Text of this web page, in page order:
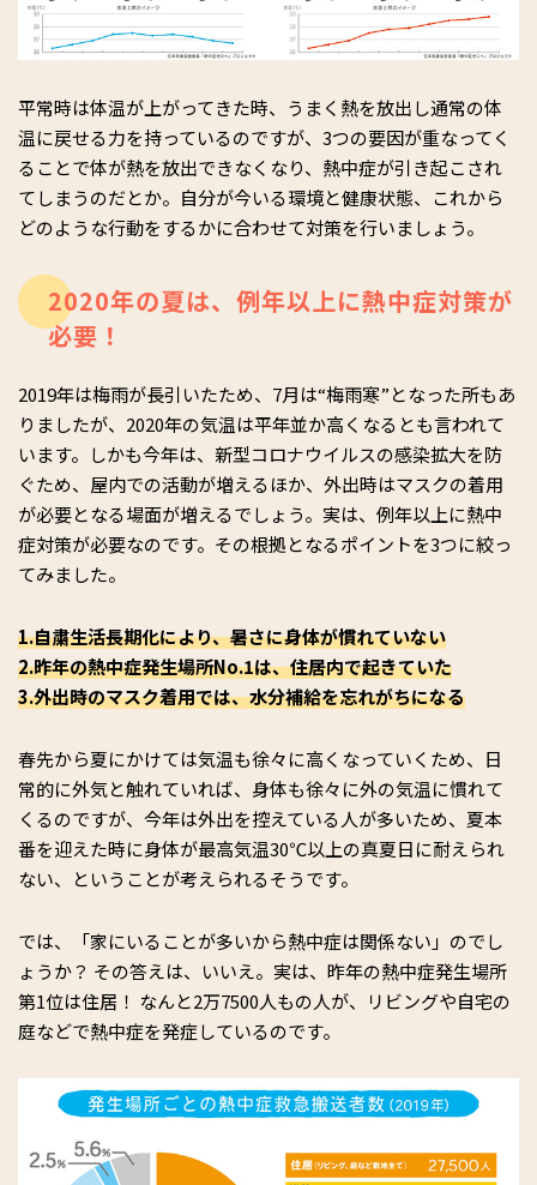
平常時は体温が上がってきた時、うまく熱を放出し通常の体
温に戻せる力を持っているのですが、3つの要因が重なってく
ることで体が熱を放出できなくなり、熱中症が引き起こされ
てしまうのだとか。自分が今いる環境と健康状態、これから
どのような行動をするかに合わせて対策を行いましょう。
2020年の夏は、例年以上に熱中症対策が
必要！
2019年は梅雨が長引いたため、7月は“梅雨寒”となった所もあ
りましたが、2020年の気温は平年並か高くなるとも言われて
います。しかも今年は、新型コロナウイルスの感染拡大を防
ぐため、屋内での活動が増えるほか、外出時はマスクの着用
が必要となる場面が増えるでしょう。実は、例年以上に熱中
症対策が必要なのです。その根拠となるポイントを3つに絞っ
てみました。
1.自粛生活長期化により、暑さに身体が慣れていない
2.昨年の熱中症発生場所No.1は、住居内で起きていた
3.外出時のマスク着用では、水分補給を忘れがちになる
春先から夏にかけては気温も徐々に高くなっていくため、日
常的に外気と触れていれば、身体も徐々に外の気温に慣れて
くるのですが、今年は外出を控えている人が多いため、夏本
番を迎えた時に身体が最高気温30℃以上の真夏日に耐えられ
ない、ということが考えられるそうです。
では、「家にいることが多いから熱中症は関係ない」のでし
ょうか？ その答えは、いいえ。実は、昨年の熱中症発生場所
第1位は住居！ なんと2万7500人もの人が、リビングや自宅の
庭などで熱中症を発症しているのです。